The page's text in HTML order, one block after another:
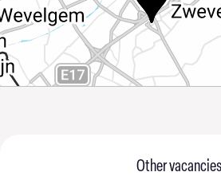
Other vacancies